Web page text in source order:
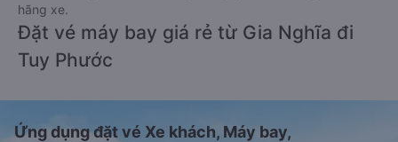
hãng xe.
Đặt vé máy bay giá rẻ từ Gia Nghĩa đi
Tuy Phước
Ứng dụng đặt vé Xe khách, Máy bay,